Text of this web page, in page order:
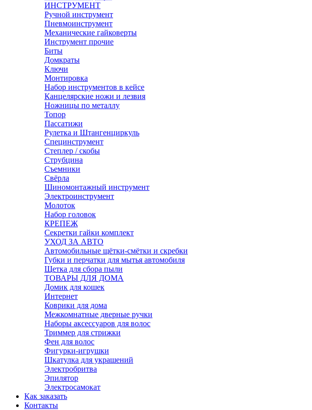
ИНСТРУМЕНТ
Ручной инструмент
Пневмоинструмент
Механические гайковерты
Инструмент прочиe
Биты
Домкраты
Ключи
Монтировка
Набор инструментов в кейсе
Канцелярские ножи и лезвия
Ножницы по металлу
Топор
Пассатижи
Рулетка и Штангенциркуль
Специнструмент
Степлер / скобы
Струбцина
Съемники
Свёрла
Шиномонтажный инструмент
Электроинструмент
Молоток
Набор головок
КРЕПЕЖ
Секретки гайки комплект
УХОД ЗА АВТО
Автомобильные щётки-смётки и скребки
Губки и перчатки для мытья автомобиля
Щетка для сбора пыли
ТОВАРЫ ДЛЯ ДОМА
Домик для кошек
Интернет
Коврики для дома
Межкомнатные дверные ручки
Наборы аксессуаров для волос
Триммер для стрижки
Фен для волос
Фигурки-игрушки
Шкатулка для украшений
Электробритва
Эпилятор
Электросамокат
Как заказать
Контакты